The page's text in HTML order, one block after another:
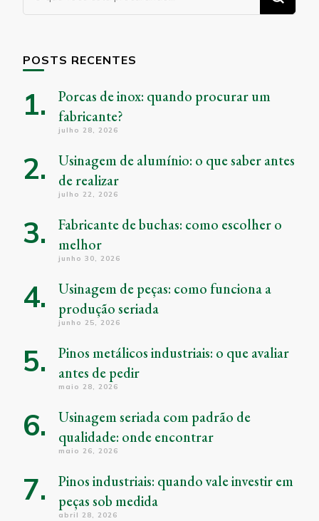
algo?
POSTS RECENTES
Porcas de inox: quando procurar um
fabricante?
julho 28, 2026
Usinagem de alumínio: o que saber antes
de realizar
julho 22, 2026
Fabricante de buchas: como escolher o
melhor
junho 30, 2026
Usinagem de peças: como funciona a
produção seriada
junho 25, 2026
Pinos metálicos industriais: o que avaliar
antes de pedir
maio 28, 2026
Usinagem seriada com padrão de
qualidade: onde encontrar
maio 26, 2026
Pinos industriais: quando vale investir em
peças sob medida
abril 28, 2026